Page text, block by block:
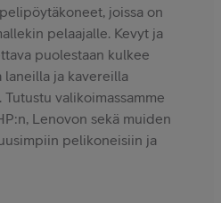
joissa on
pelaajalle. Kevyt ja
puolestaan kulkee
ja kavereilla
valikoimassamme
Lenovon sekä muiden
pelikoneisiin ja